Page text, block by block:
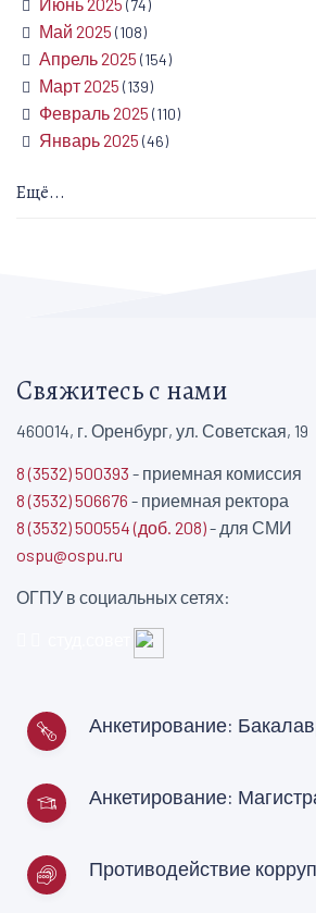
(74)
Май 2025 (108)
Апрель 2025 (154)
Март 2025 (139)
Февраль 2025 (110)
Январь 2025 (46)
Ещё...
Свяжитесь с нами
460014, г. Оренбург, ул. Советская, 19
8 (3532) 500393 - приемная комиссия
8 (3532) 506676 - приемная ректора
8 (3532) 500554 (доб. 208)- для СМИ
ospu@ospu.ru
ОГПУ в социальных сетях:
Анкетирование:
Анкетирование:
Противодействие